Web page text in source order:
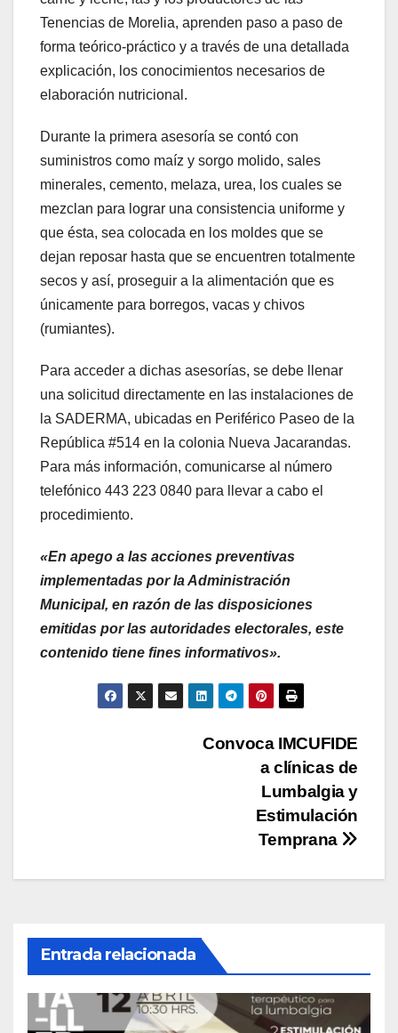
Tenencias de Morelia, aprenden paso a paso de
forma teórico-práctico y a través de una detallada
explicación, los conocimientos necesarios de
elaboración nutricional.
Durante la primera asesoría se contó con
suministros como maíz y sorgo molido, sales
minerales, cemento, melaza, urea, los cuales se
mezclan para lograr una consistencia uniforme y
que ésta, sea colocada en los moldes que se
dejan reposar hasta que se encuentren totalmente
secos y así, proseguir a la alimentación que es
únicamente para borregos, vacas y chivos
(rumiantes).
Para acceder a dichas asesorías, se debe llenar
una solicitud directamente en las instalaciones de
la SADERMA, ubicadas en Periférico Paseo de la
República #514 en la colonia Nueva Jacarandas.
Para más información, comunicarse al número
telefónico 443 223 0840 para llevar a cabo el
procedimiento.
«En apego a las acciones preventivas
implementadas por la Administración
Municipal, en razón de las disposiciones
emitidas por las autoridades electorales, este
contenido tiene fines informativos».
Convoca IMCUFIDE
a clínicas de
Lumbalgia y
Estimulación
Temprana
Entrada relacionada